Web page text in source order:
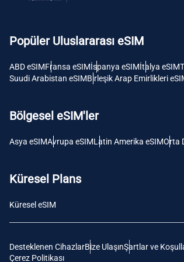
Popüler Uluslararası eSIM
ABD eSIMFransa eSIMİspanya eSIMİtalya eSIM
Suudi Arabistan eSIMBirleşik Arap Emirlikleri
Bölgesel eSIM'ler
Asya eSIMAvrupa eSIMLatin Amerika eSIMOrta
Küresel Plans
Küresel eSIM
Desteklenen CihazlarBize UlaşınŞartlar ve
Çerez Politikası